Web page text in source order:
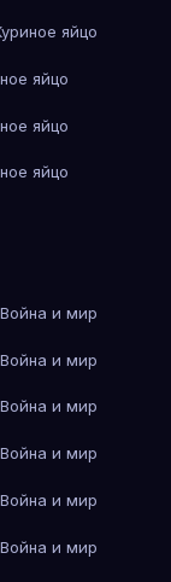
яйцо
яйцо
яйцо
яйцо
и мир
и мир
и мир
и мир
и мир
и мир